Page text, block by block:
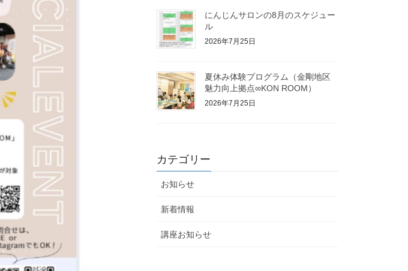
にんじんサロンの8月のスケジュー
ル
2026年7月25日
夏休み体験プログラム（金剛地区
魅力向上拠点∞KON ROOM）
2026年7月25日
カテゴリー
お知らせ
新着情報
講座お知らせ